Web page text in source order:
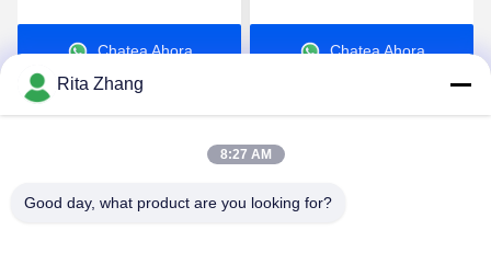
de envases para
alimentosChatea Ahora
control, transportador de
control de peso
Chatea Ahora
GUANGDONG SHANAN TECHNOLOGY
Rita Zhang
8:27 AM
Good day, what product are you looking for?